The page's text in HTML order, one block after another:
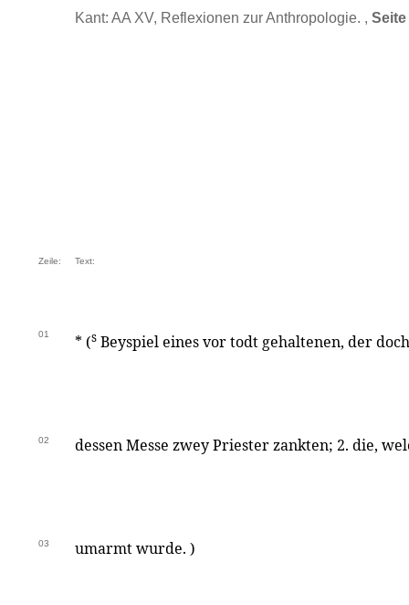
Kant: AA XV, Reflexionen zur Anthropologie. , Seite
Zeile: Text:
01 * (s Beyspiel eines vor todt gehaltenen, der
02 dessen Messe zwey Priester zankten; 2. die,
03 umarmt wurde. )